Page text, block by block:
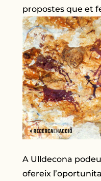
propostes que et
A Ulldecona
ofereix